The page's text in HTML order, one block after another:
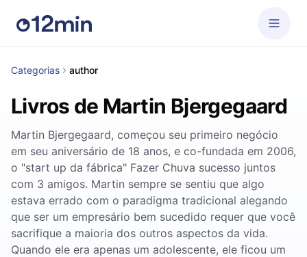
Categorias author
Livros de Martin Bjergegaard
Martin Bjergegaard, começou seu primeiro negócio
em seu aniversário de 18 anos, e co-fundada em 2006,
o "start up da fábrica" ​​Fazer Chuva sucesso juntos
com 3 amigos. Martin sempre se sentiu que algo
estava errado com o paradigma tradicional alegando
que ser um empresário bem sucedido requer que você
sacrifique a maioria dos outros aspectos da vida.
Quando ele era apenas um adolescente, ele ficou um